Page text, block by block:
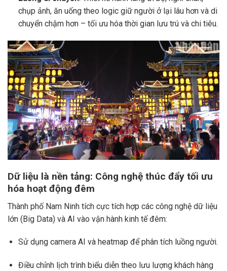
chụp ảnh, ăn uống theo logic giữ người ở lại lâu hơn và di
chuyển chậm hơn – tối ưu hóa thời gian lưu trú và chi tiêu.
Dữ liệu là nền tảng: Công nghệ thúc đẩy tối ưu
hóa hoạt động đêm
Thành phố Nam Ninh tích cực tích hợp các công nghệ dữ liệu
lớn (Big Data) và AI vào vận hành kinh tế đêm:
Sử dụng camera AI và heatmap để phân tích luồng người.
Điều chỉnh lịch trình biểu diễn theo lưu lượng khách hàng